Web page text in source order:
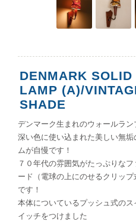
DENMARK
LAMP (A)/
SHADE
デンマーク生まれのウォールラン
深い色に使い込まれた美しい無
ムが自慢です！
７０年代の雰囲気がたっぷりな
ード（電球の上にのせるクリッ
です！
本体についているプッシュ式の
イッチをつけました